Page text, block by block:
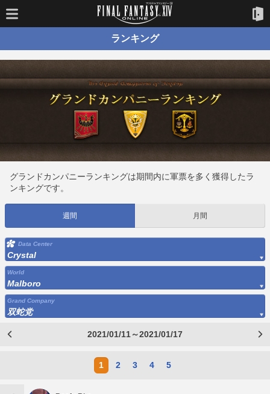
ランキング
グランドカンパニーランキングは期間内に軍票を多く獲得したラ
ンキングです。
週間 月間
Data Center
Crystal
World
Malboro
Grand Company
双蛇党
2021/01/11～2021/01/17
1 2 3 4 5